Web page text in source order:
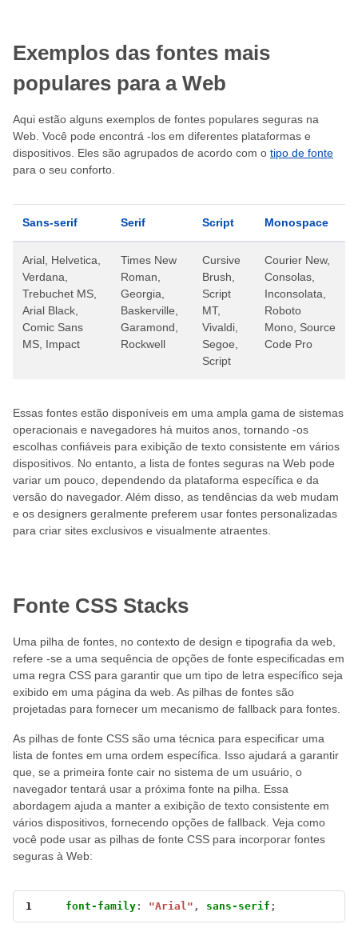
Exemplos das fontes mais
populares para a Web
Aqui estão alguns exemplos de fontes populares seguras na
Web. Você pode encontrá -los em diferentes plataformas e
dispositivos. Eles são agrupados de acordo com o tipo de fonte
para o seu conforto.
Sans-serif Serif Script Monospace
Arial, Helvetica,
Verdana,
Trebuchet MS,
Arial Black,
Comic Sans
MS, Impact
Times New
Roman,
Georgia,
Baskerville,
Garamond,
Rockwell
Cursive
Brush,
Script
MT,
Vivaldi,
Segoe,
Script
Courier New,
Consolas,
Inconsolata,
Roboto
Mono, Source
Code Pro
Essas fontes estão disponíveis em uma ampla gama de sistemas
operacionais e navegadores há muitos anos, tornando -os
escolhas confiáveis ​​para exibição de texto consistente em vários
dispositivos. No entanto, a lista de fontes seguras na Web pode
variar um pouco, dependendo da plataforma específica e da
versão do navegador. Além disso, as tendências da web mudam
e os designers geralmente preferem usar fontes personalizadas
para criar sites exclusivos e visualmente atraentes.
Fonte CSS Stacks
Uma pilha de fontes, no contexto de design e tipografia da web,
refere -se a uma sequência de opções de fonte especificadas em
uma regra CSS para garantir que um tipo de letra específico seja
exibido em uma página da web. As pilhas de fontes são
projetadas para fornecer um mecanismo de fallback para fontes.
As pilhas de fonte CSS são uma técnica para especificar uma
lista de fontes em uma ordem específica. Isso ajudará a garantir
que, se a primeira fonte cair no sistema de um usuário, o
navegador tentará usar a próxima fonte na pilha. Essa
abordagem ajuda a manter a exibição de texto consistente em
vários dispositivos, fornecendo opções de fallback. Veja como
você pode usar as pilhas de fonte CSS para incorporar fontes
seguras à Web:
1 font-family: "Arial" , sans-serif ;